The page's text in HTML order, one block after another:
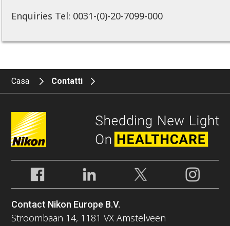
Enquiries Tel: 0031-(0)-20-7099-000
Casa Contatti
Contact Nikon Europe B.V.
Stroombaan 14, 1181 VX Amstelveen